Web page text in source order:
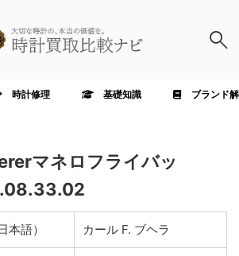
時計修理 基礎知識 ブランド
マネロフライバッ
本語） カール F. ブヘラ